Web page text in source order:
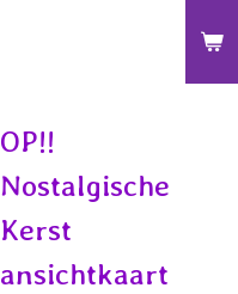
OP!!
Nostalgische
Kerst
ansichtkaart